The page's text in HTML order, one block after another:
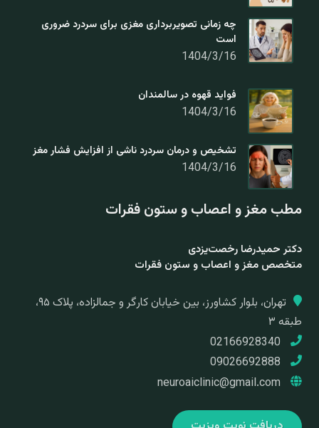
چه زمانی تصویربرداری مغزی برای سردرد ضروری
است
1404/3/16
فواید قهوه در سالمندان
1404/3/16
تشخیص و درمان سردرد ناشی از افزایش فشار مغز
1404/3/16
مطب مغز و اعصاب و ستون فقرات
دکتر حمیدرضا رخصت‌یزدی
متخصص مغز و اعصاب و ستون فقرات
تهران، بلوار کشاورز، بین خیابان کارگر و جمالزاده، پلاک ۹۵،
طبقه ۳
neuroaiclinic@gmail.com